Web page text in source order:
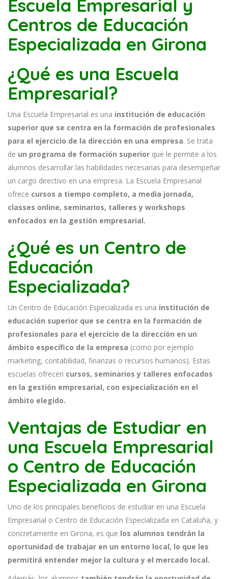
Escuela Empresarial y
Centros de Educación
Especializada en Girona
¿Qué es una Escuela
Empresarial?
Una Escuela Empresarial es una institución de educación
superior que se centra en la formación de profesionales
para el ejercicio de la dirección en una empresa. Se trata
de un programa de formación superior que le permite a los
alumnos desarrollar las habilidades necesarias para desempeñar
un cargo directivo en una empresa. La Escuela Empresarial
ofrece cursos a tiempo completo, a media jornada,
classes online, seminarios, talleres y workshops
enfocados en la gestión empresarial.
¿Qué es un Centro de
Educación
Especializada?
Un Centro de Educación Especializada es una institución de
educación superior que se centra en la formación de
profesionales para el ejercicio de la dirección en un
ámbito específico de la empresa (como por ejemplo
marketing, contabilidad, finanzas o recursos humanos). Estas
escuelas ofrecen cursos, seminarios y talleres enfocados
en la gestión empresarial, con especialización en el
ámbito elegido.
Ventajas de Estudiar en
una Escuela Empresarial
o Centro de Educación
Especializada en Girona
Uno de los principales beneficios de estudiar en una Escuela
Empresarial o Centro de Educación Especializada en Cataluña, y
concretamente en Girona, es que los alumnos tendrán la
oportunidad de trabajar en un entorno local, lo que les
permitirá entender mejor la cultura y el mercado local.